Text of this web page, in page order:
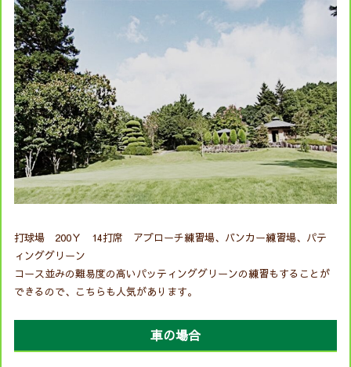
打球場 200Ｙ 14打席 アプローチ練習場、バンカー練習場、パテ
ィンググリーン
コース並みの難易度の高いパッティンググリーンの練習もすることが
できるので、こちらも人気があります。
車の場合